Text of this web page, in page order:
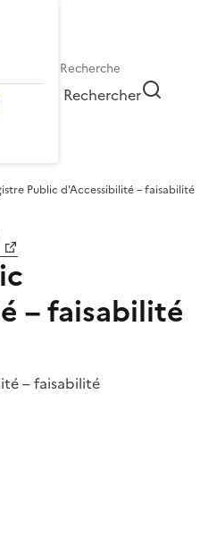
Rechercher
Public d'Accessibilité – faisabilité
– faisabilité
– faisabilité